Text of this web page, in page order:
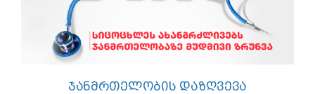
ᲯᲐᲜᲛᲠᲗᲔᲚᲝᲑᲘᲡ ᲓᲐᲖᲦᲕᲔᲕᲐ